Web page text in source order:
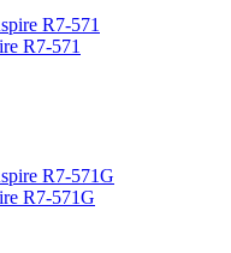
R7-571
R7-571G